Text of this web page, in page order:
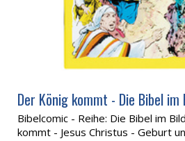
Der König kommt - Die Bibel im
Bibelcomic - Reihe: Die Bibel im
kommt - Jesus Christus - Geburt